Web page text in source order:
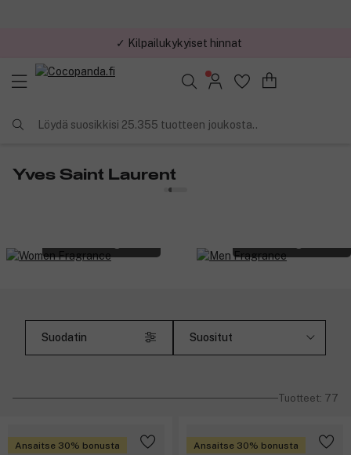
✓ Kilpailukykyiset hinnat
Löydä suosikkisi 25.355 tuotteen joukosta..
Yves Saint Laurent
Suodatin
Tuotteet: 77
Ansaitse 30% bonusta Ansaitse 30% bonusta